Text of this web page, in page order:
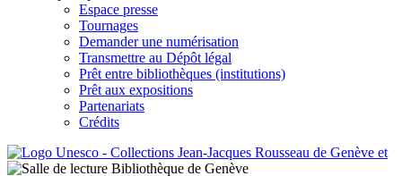
Espace presse
Tournages
Demander une numérisation
Transmettre au Dépôt légal
Prêt entre bibliothèques (institutions)
Prêt aux expositions
Partenariats
Crédits